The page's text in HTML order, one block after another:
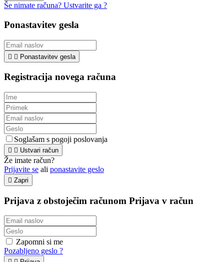
Še nimate računa? Ustvarite ga ?
Ponastavitev gesla
  Ponastavitev gesla
Registracija novega računa
Soglašam s pogoji poslovanja
  Ustvari račun
Že imate račun?
Prijavite se ali ponastavite geslo
 Zapri
Prijava z obstoječim računom Prijava v račun
Zapomni si me
Pozabljeno geslo ?